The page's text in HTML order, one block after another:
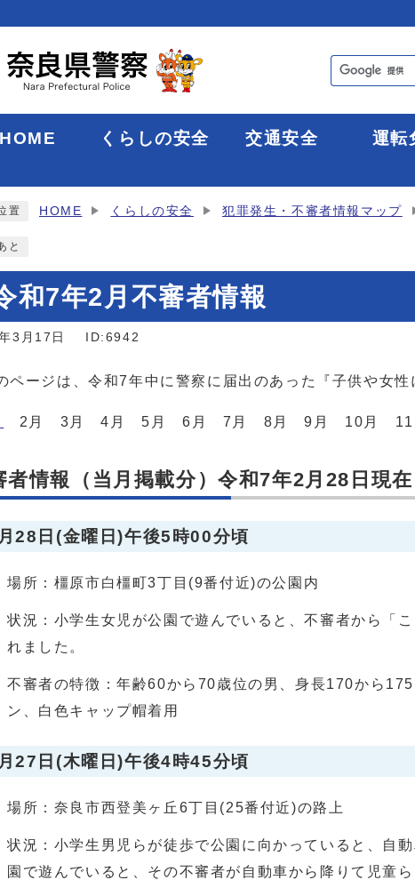
HOME くらしの安全 交通安全 運転
置 HOME くらしの安全 犯罪発生・不審者情報マップ
と
和7年2月不審者情報
3月17日 ID:6942
ページは、令和7年中に警察に届出のあった『子供や女
2月 3月 4月 5月 6月 7月 8月 9月 10月 11
者情報（当月掲載分）令和7年2月28日現在
28日(金曜日)午後5時00分頃
場所：橿原市白橿町3丁目(9番付近)の公園内
状況：小学生女児が公園で遊んでいると、不審者から「
れました。
不審者の特徴：年齢60から70歳位の男、身長170から
ン、白色キャップ帽着用
27日(木曜日)午後4時45分頃
場所：奈良市西登美ヶ丘6丁目(25番付近)の路上
状況：小学生男児らが徒歩で公園に向かっていると、自
園で遊んでいると、その不審者が自動車から降りて児童